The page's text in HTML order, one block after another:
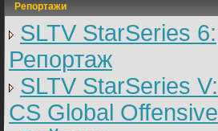
Репортажи
SLTV StarSeries 6:
Репортаж
SLTV StarSeries V:
CS Global Offensive